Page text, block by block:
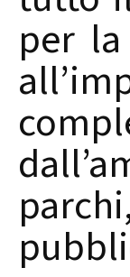
per